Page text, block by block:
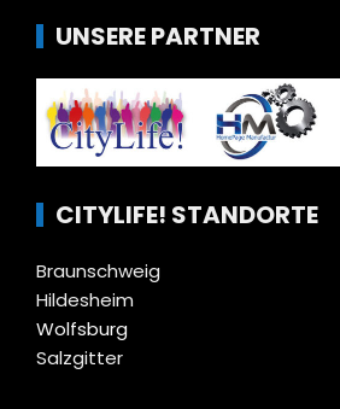
UNSERE PARTNER
CITYLIFE! STANDORTE
Braunschweig
Hildesheim
Wolfsburg
Salzgitter